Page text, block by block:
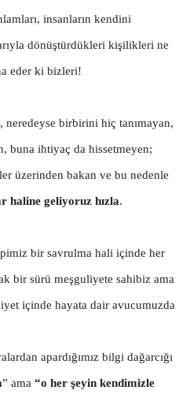
insanların kendini
dönüştürdükleri kişilikleri ne
eder ki bizleri!
, neredeyse birbirini hiç tanımayan,
buna ihtiyaç da hissetmeyen;
üzerinden bakan ve bu nedenle
haline geliyoruz hızla.
bir savrulma hali içinde her
bir sürü meşguliyete sahibiz ama
içinde hayata dair avucumuzda
apardığımız bilgi dağarcığı
” ama “o her şeyin kendimizle